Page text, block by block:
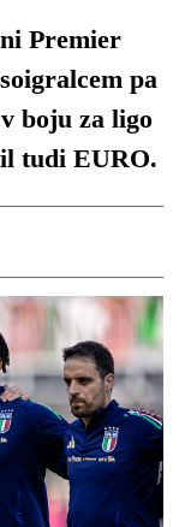
Premier
pa
boju za ligo
tudi EURO.